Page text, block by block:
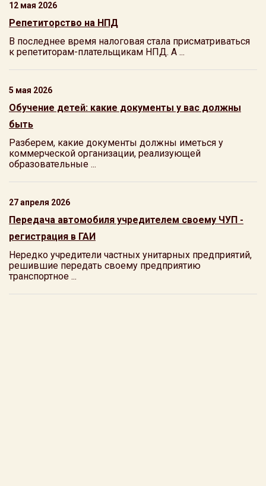
12 мая 2026
Репетиторство на НПД
В последнее время налоговая стала присматриваться
к репетиторам-плательщикам НПД. А ...
5 мая 2026
Обучение детей: какие документы у вас должны
быть
Разберем, какие документы должны иметься у
коммерческой организации, реализующей
образовательные ...
27 апреля 2026
Передача автомобиля учредителем своему ЧУП -
регистрация в ГАИ
Нередко учредители частных унитарных предприятий,
решившие передать своему предприятию
транспортное ...